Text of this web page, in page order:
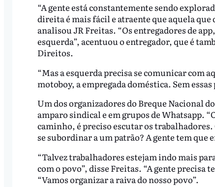
“A gente está constantemente sendo
direita é mais fácil e atraente que aquela
analisou JR Freitas. “Os entregadores de
esquerda”, acentuou o entregador, que é
Direitos.
“Mas a esquerda precisa se comunicar com
motoboy, a empregada doméstica. Sem
Um dos organizadores do Breque Nacional
amparo sindical e em grupos de Whatsapp.
caminho, é preciso escutar os
se subordinar a um patrão? A gente tem que
“Talvez trabalhadores estejam indo mais
com o povo”, disse Freitas. “A gente precisa
“Vamos organizar a raiva do nosso povo”.